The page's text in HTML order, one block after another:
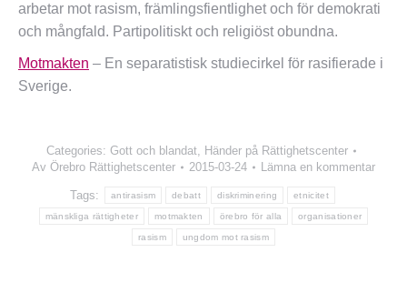
arbetar mot rasism, främlingsfientlighet och för demokrati
och mångfald. Partipolitiskt och religiöst obundna.
Motmakten – En separatistisk studiecirkel för rasifierade i
Sverige.
Categories: Gott och blandat, Händer på Rättighetscenter
Av Örebro Rättighetscenter 2015-03-24 Lämna en kommentar
Tags: antirasism debatt diskriminering etnicitet
mänskliga rättigheter motmakten örebro för alla organisationer
rasism ungdom mot rasism